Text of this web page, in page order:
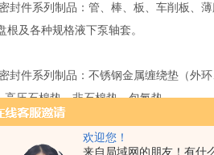
欢迎您！
来自局域网的朋友！有什
件系列制品：管、棒、板、车削板、
及各种规格液下泵轴套。
件系列制品：不锈钢金属缠绕垫（外
高压石棉垫、非石棉垫、包氟垫。
列制品：1010尼龙和MC尼龙两大类，